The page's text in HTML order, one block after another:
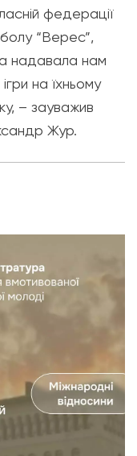
федерації
“Верес”,
надавала нам
на їхньому
– зауважив
Жур.